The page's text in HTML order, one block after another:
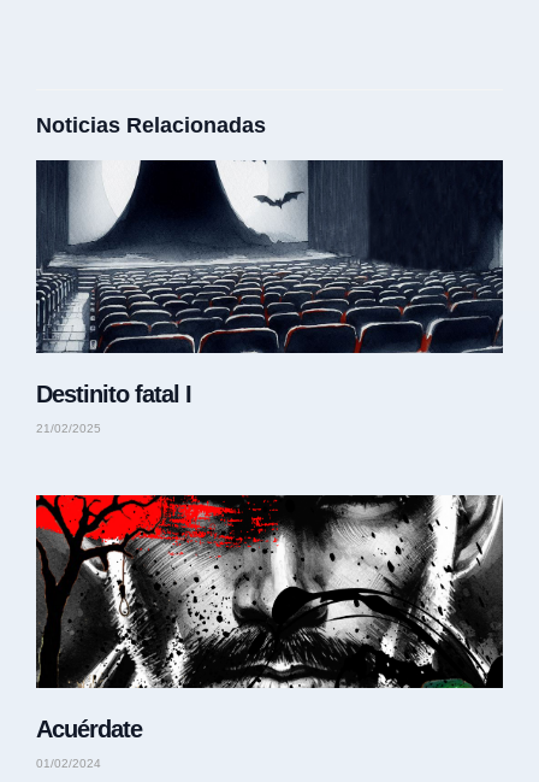
Noticias Relacionadas
Destinito fatal I
21/02/2025
Acuérdate
01/02/2024